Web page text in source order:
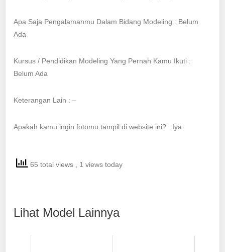
Apa Saja Pengalamanmu Dalam Bidang Modeling : Belum
Ada
Kursus / Pendidikan Modeling Yang Pernah Kamu Ikuti :
Belum Ada
Keterangan Lain : –
Apakah kamu ingin fotomu tampil di website ini? : Iya
65 total views , 1 views today
Lihat Model Lainnya